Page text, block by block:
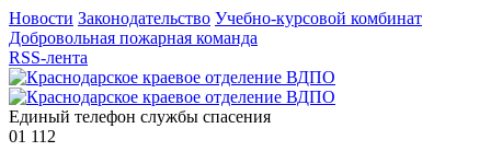
Новости Законодательство Учебно-курсовой комбинат
Добровольная пожарная команда
RSS-лента
Единый телефон службы спасения
01 112